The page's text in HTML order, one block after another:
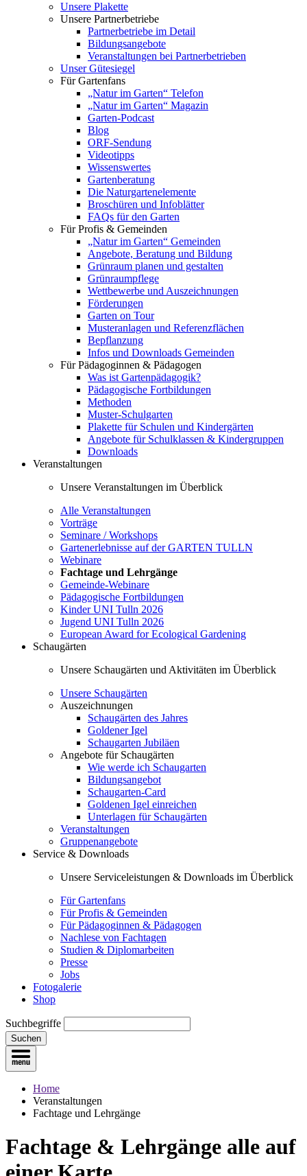
Unsere Plakette
Unsere Partnerbetriebe
Partnerbetriebe im Detail
Bildungsangebote
Veranstaltungen bei Partnerbetrieben
Unser Gütesiegel
Für Gartenfans
„Natur im Garten“ Telefon
„Natur im Garten“ Magazin
Garten-Podcast
Blog
ORF-Sendung
Videotipps
Wissenswertes
Gartenberatung
Die Naturgartenelemente
Broschüren und Infoblätter
FAQs für den Garten
Für Profis & Gemeinden
„Natur im Garten“ Gemeinden
Angebote, Beratung und Bildung
Grünraum planen und gestalten
Grünraumpflege
Wettbewerbe und Auszeichnungen
Förderungen
Garten on Tour
Musteranlagen und Referenzflächen
Bepflanzung
Infos und Downloads Gemeinden
Für Pädagoginnen & Pädagogen
Was ist Gartenpädagogik?
Pädagogische Fortbildungen
Methoden
Muster-Schulgarten
Plakette für Schulen und Kindergärten
Angebote für Schulklassen & Kindergruppen
Downloads
Veranstaltungen
Unsere Veranstaltungen im Überblick
Alle Veranstaltungen
Vorträge
Seminare / Workshops
Gartenerlebnisse auf der GARTEN TULLN
Webinare
Fachtage und Lehrgänge
Gemeinde-Webinare
Pädagogische Fortbildungen
Kinder UNI Tulln 2026
Jugend UNI Tulln 2026
European Award for Ecological Gardening
Schaugärten
Unsere Schaugärten und Aktivitäten im Überblick
Unsere Schaugärten
Auszeichnungen
Schaugärten des Jahres
Goldener Igel
Schaugarten Jubiläen
Angebote für Schaugärten
Wie werde ich Schaugarten
Bildungsangebot
Schaugarten-Card
Goldenen Igel einreichen
Unterlagen für Schaugärten
Veranstaltungen
Gruppenangebote
Service & Downloads
Unsere Serviceleistungen & Downloads im Überblick
Für Gartenfans
Für Profis & Gemeinden
Für Pädagoginnen & Pädagogen
Nachlese von Fachtagen
Studien & Diplomarbeiten
Presse
Jobs
Fotogalerie
Shop
Suchbegriffe
Suchen
Home
Veranstaltungen
Fachtage und Lehrgänge
Fachtage & Lehrgänge alle auf